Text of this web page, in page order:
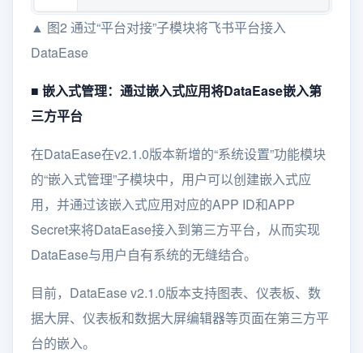
▲ 图2 通过“平台对接”子模块将飞书平台接入
DataEase
■ 嵌入式管理：通过嵌入式应用将DataEase嵌入第
三方平台
在DataEase在v2.1.0版本新增的“系统设置”功能模块
的“嵌入式管理”子模块中，用户可以创建嵌入式应
用，并通过该嵌入式应用对应的APP ID和APP
Secret来将DataEase接入到第三方平台，从而实现
DataEase与用户自有系统的无缝结合。
目前，DataEase v2.1.0版本支持图表、仪表板、数
据大屏、仪表板和数据大屏编辑器等页面在第三方平
台的嵌入。